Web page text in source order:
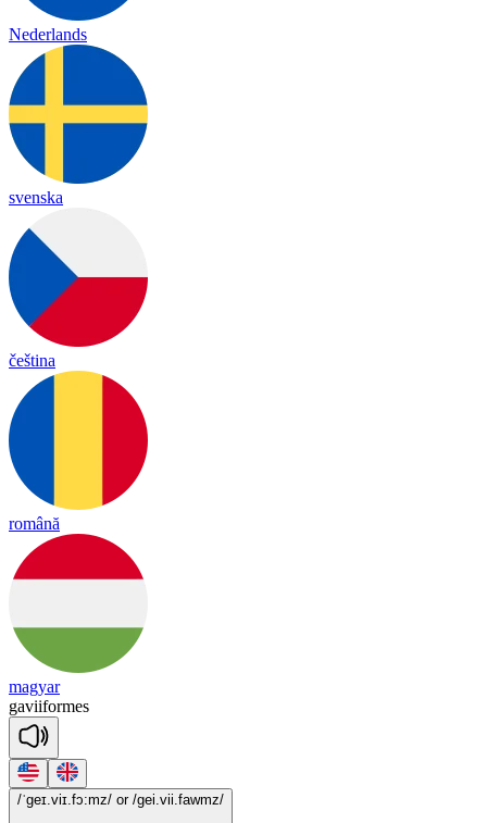
Nederlands
svenska
čeština
română
magyar
gaviiformes
/ˈgeɪ.viɪ.fɔ:mz/ or /gei.vii.fawmz/